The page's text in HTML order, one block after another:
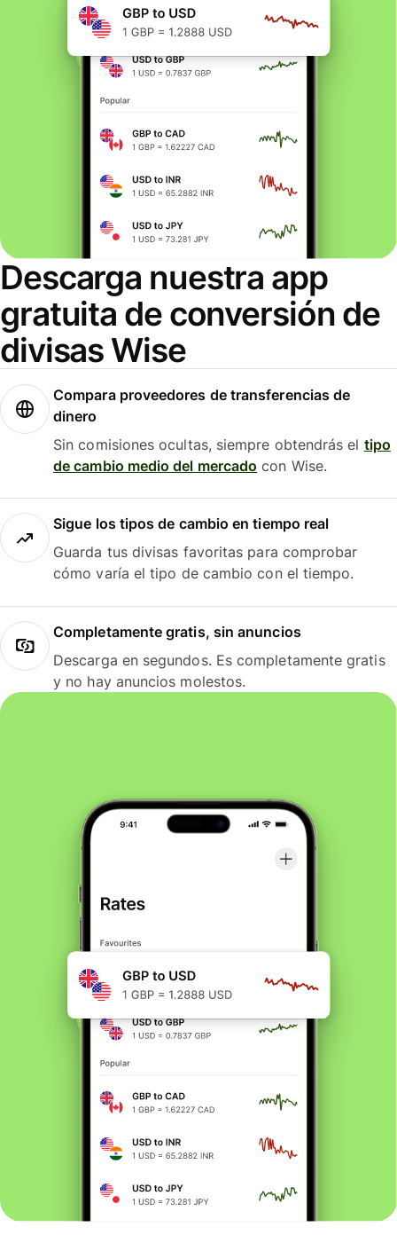
Descarga nuestra app
gratuita de conversión de
divisas Wise
Compara proveedores de transferencias de
dinero
Sin comisiones ocultas, siempre obtendrás el tipo
de cambio medio del mercado con Wise.
Sigue los tipos de cambio en tiempo real
Guarda tus divisas favoritas para comprobar
cómo varía el tipo de cambio con el tiempo.
Completamente gratis, sin anuncios
Descarga en segundos. Es completamente gratis
y no hay anuncios molestos.